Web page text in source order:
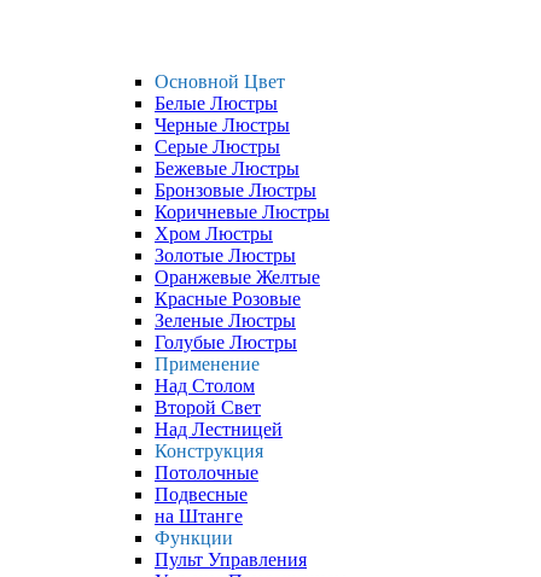
Основной Цвет
Белые Люстры
Черные Люстры
Серые Люстры
Бежевые Люстры
Бронзовые Люстры
Коричневые Люстры
Хром Люстры
Золотые Люстры
Оранжевые Желтые
Красные Розовые
Зеленые Люстры
Голубые Люстры
Применение
Над Столом
Второй Свет
Над Лестницей
Конструкция
Потолочные
Подвесные
на Штанге
Функции
Пульт Управления